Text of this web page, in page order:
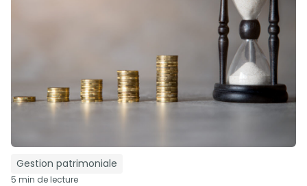
Gestion patrimoniale
5 min de lecture